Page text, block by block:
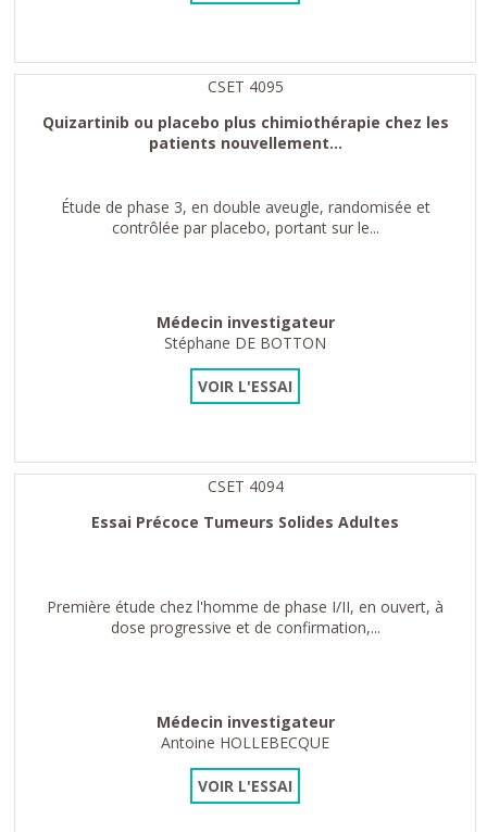
CSET 4095
Quizartinib ou placebo plus chimiothérapie chez les
patients nouvellement...
Étude de phase 3, en double aveugle, randomisée et
contrôlée par placebo, portant sur le...
Médecin investigateur
Stéphane DE BOTTON
VOIR L'ESSAI
CSET 4094
Essai Précoce Tumeurs Solides Adultes
Première étude chez l'homme de phase I/II, en ouvert, à
dose progressive et de confirmation,...
Médecin investigateur
Antoine HOLLEBECQUE
VOIR L'ESSAI